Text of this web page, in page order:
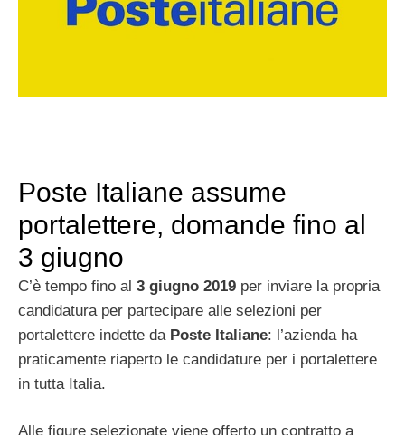
Poste Italiane assume
portalettere, domande fino al
3 giugno
C’è tempo fino al 3 giugno 2019 per inviare la propria
candidatura per partecipare alle selezioni per
portalettere indette da Poste Italiane: l’azienda ha
praticamente riaperto le candidature per i portalettere
in tutta Italia.
Alle figure selezionate viene offerto un contratto a